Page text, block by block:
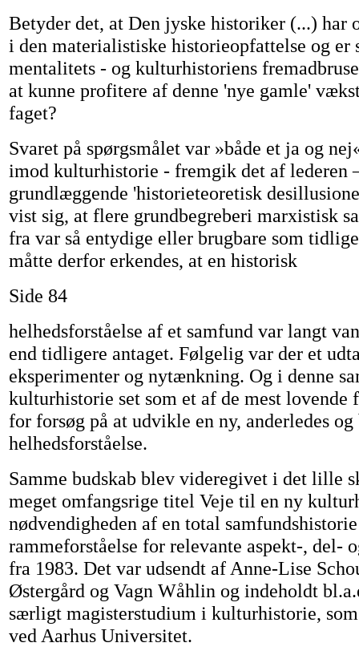
Betyder det, at Den jyske historiker (...) har
i den materialistiske historieopfattelse og er
mentalitets - og kulturhistoriens
at kunne profitere af denne 'nye gamle'
faget?
Svaret på spørgsmålet var »både et ja og
imod kulturhistorie - fremgik det af lederen
grundlæggende 'historieteoretisk
vist sig, at flere grundbegreberi marxistisk
fra var så entydige eller brugbare som
måtte derfor erkendes, at en historisk
Side 84
helhedsforståelse af et samfund var langt
end tidligere antaget. Følgelig var der et
eksperimenter og nytænkning. Og i denne
kulturhistorie set som et af de mest lovende
for forsøg på at udvikle en ny, anderledes og
helhedsforståelse.
Samme budskab blev videregivet i det lille
meget omfangsrige titel Veje til en ny
nødvendigheden af en total
rammeforståelse for relevante aspekt-, del-
fra 1983. Det var udsendt af Anne-Lise
Østergård og Vagn Wåhlin og indeholdt
særligt magisterstudium i kulturhistorie,
ved Aarhus Universitet.